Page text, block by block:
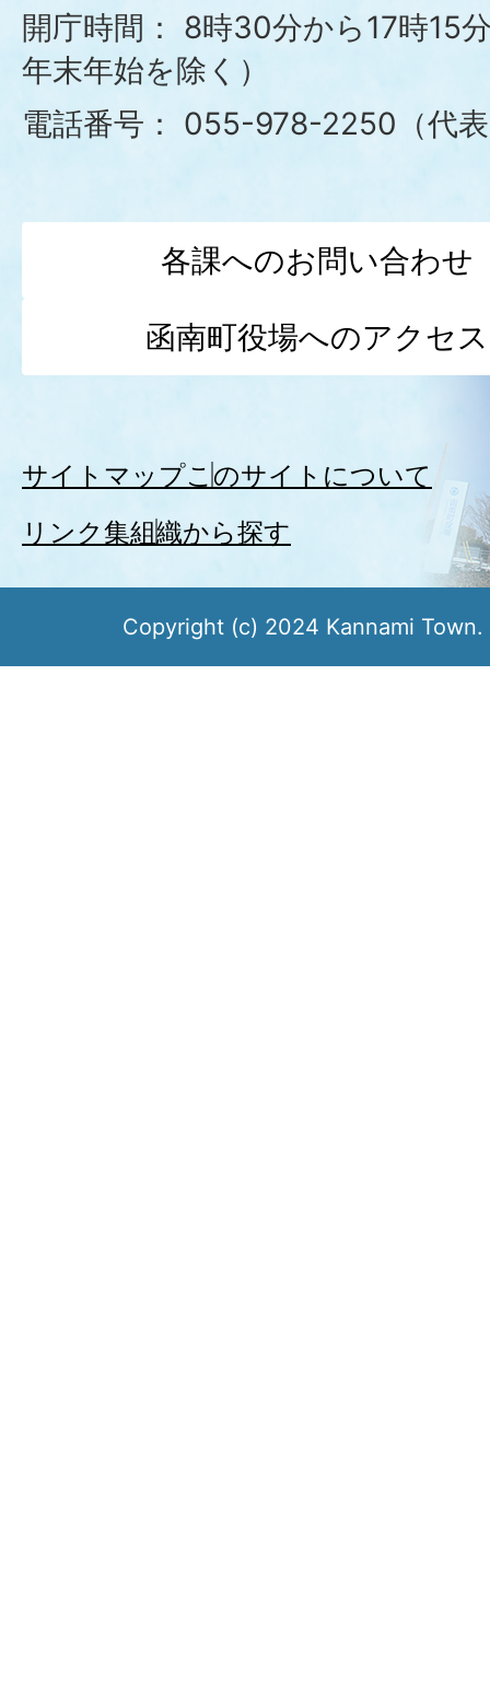
役
場
開庁時間：
8時30分から17時15
年末年始を除く）
電話番号：
055-978-2250（代
各課へのお問い合わせ
函南町役場へのアクセス
サイトマップこのサイトについて
リンク集組織から探す
Copyright (c) 2024 Kannami